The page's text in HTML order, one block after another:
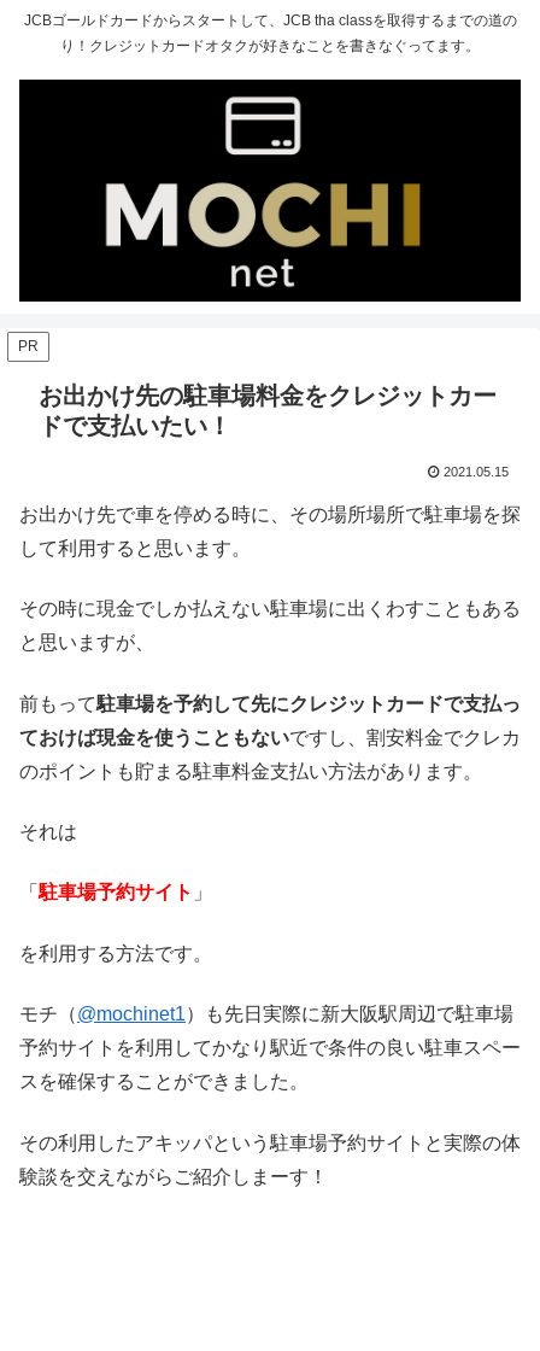
JCBゴールドカードからスタートして、JCB tha classを取得するまでの道の
り！クレジットカードオタクが好きなことを書きなぐってます。
PR
お出かけ先の駐車場料金をクレジットカー
ドで支払いたい！
2021.05.15
お出かけ先で車を停める時に、その場所場所で駐車場を探
して利用すると思います。
その時に現金でしか払えない駐車場に出くわすこともある
と思いますが、
前もって駐車場を予約して先にクレジットカードで支払っ
ておけば現金を使うこともないですし、割安料金でクレカ
のポイントも貯まる駐車料金支払い方法があります。
それは
「 駐車場予約サイト 」
を利用する方法です。
モチ（@mochinet1）も先日実際に新大阪駅周辺で駐車場
予約サイトを利用してかなり駅近で条件の良い駐車スペー
スを確保することができました。
その利用したアキッパという駐車場予約サイトと実際の体
験談を交えながらご紹介しまーす！